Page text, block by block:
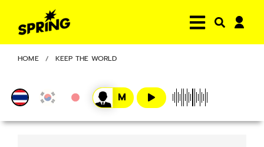
HOME KEEP THE WORLD